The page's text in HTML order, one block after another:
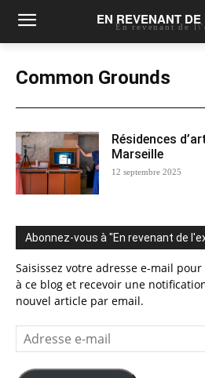
EN REVENANT
En revenant de
Common Grounds
Résidences
Marseille
12 septembre 2025
Abonnez-vous à "En revenant de
Saisissez votre adresse e-mail
à ce blog et recevoir une
nouvel article par email.
Adresse
e-
mail